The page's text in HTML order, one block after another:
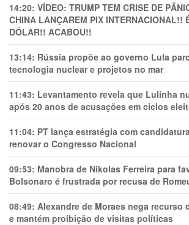
14:20: VÍDEO: TRUMP TEM CRlSE DE
CHINA LANÇAREM PIX INTERNACIONAL!!
DÓLAR!! ACABOU!!
13:14: Rússia propõe ao governo Lula
tecnologia nuclear e projetos no mar
11:43: Levantamento revela que Lulinha
após 20 anos de acusações em ciclos
11:04: PT lança estratégia com
renovar o Congresso Nacional
09:53: Manobra de Nikolas Ferreira para
Bolsonaro é frustrada por recusa de
08:49: Alexandre de Moraes nega recurso
e mantém proibição de visitas políticas